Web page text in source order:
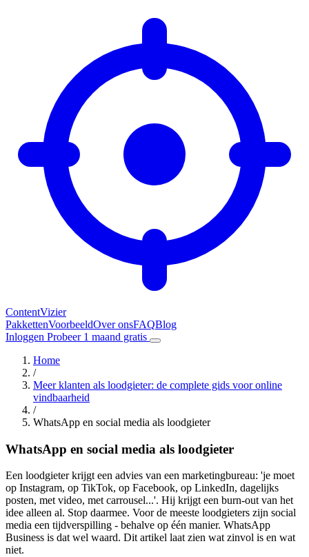
ContentVizier
PakkettenVoorbeeldOver onsFAQBlog
Inloggen Probeer 1 maand gratis
Home
/
Meer klanten als loodgieter: de complete gids voor online
vindbaarheid
/
WhatsApp en social media als loodgieter
WhatsApp en social media als loodgieter
Een loodgieter krijgt een advies van een marketingbureau: 'je moet
op Instagram, op TikTok, op Facebook, op LinkedIn, dagelijks
posten, met video, met carrousel...'. Hij krijgt een burn-out van het
idee alleen al. Stop daarmee. Voor de meeste loodgieters zijn social
media een tijdverspilling - behalve op één manier. WhatsApp
Business is dat wel waard. Dit artikel laat zien wat zinvol is en wat
niet.